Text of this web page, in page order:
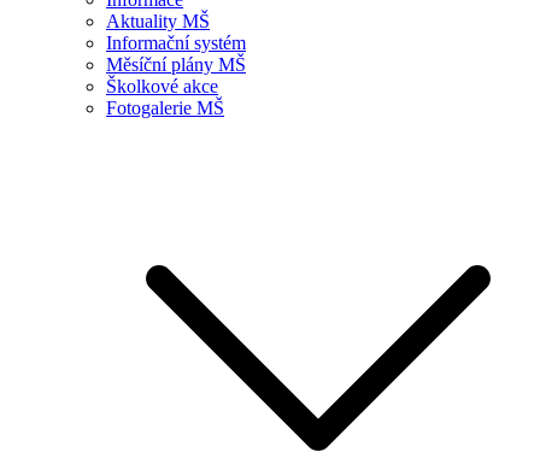
Aktuality MŠ
Informační systém
Měsíční plány MŠ
Školkové akce
Fotogalerie MŠ